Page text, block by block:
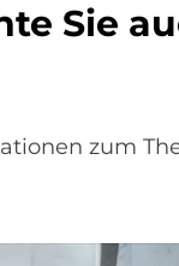
Sie
zum